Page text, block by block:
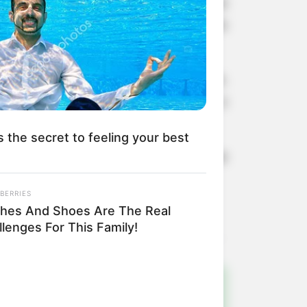
será o palco desta celebração
o clima de confraternização.
opções gastronômicas para o
borrachões, manobras perigosas
the secret to feeling your best
And Shoes Are The Real
For This Family!